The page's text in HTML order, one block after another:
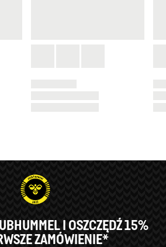
I OSZCZĘDŹ 15%
ZAMÓWIENIE*